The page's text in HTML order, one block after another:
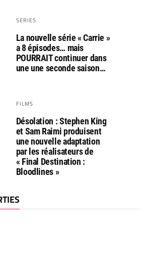
SERIES
La nouvelle série « Carrie »
a 8 épisodes… mais
POURRAIT continuer dans
une une seconde saison…
FILMS
Désolation : Stephen King
et Sam Raimi produisent
une nouvelle adaptation
par les réalisateurs de
« Final Destination :
Bloodlines »